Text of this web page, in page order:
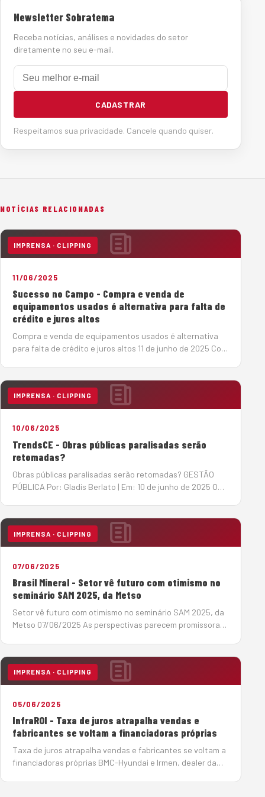
Newsletter Sobratema
Receba notícias, análises e novidades do setor
diretamente no seu e-mail.
E-mail
CADASTRAR
Respeitamos sua privacidade. Cancele quando quiser.
NOTÍCIAS RELACIONADAS
IMPRENSA · CLIPPING
11/06/2025
Sucesso no Campo - Compra e venda de
equipamentos usados é alternativa para falta de
crédito e juros altos
Compra e venda de equipamentos usados é alternativa
para falta de crédito e juros altos 11 de junho de 2025 Com
soluções de créd…
IMPRENSA · CLIPPING
10/06/2025
TrendsCE - Obras públicas paralisadas serão
retomadas?
Obras públicas paralisadas serão retomadas? GESTÃO
PÚBLICA Por: Gladis Berlato | Em: 10 de junho de 2025 O
paralisadas, algumas delas h&a…
IMPRENSA · CLIPPING
07/06/2025
Brasil Mineral - Setor vê futuro com otimismo no
seminário SAM 2025, da Metso
Setor vê futuro com otimismo no seminário SAM 2025, da
Metso 07/06/2025 As perspectivas parecem promissoras,
os investimentos devem somar R$ 1,02 tri…
IMPRENSA · CLIPPING
05/06/2025
InfraROI - Taxa de juros atrapalha vendas e
fabricantes se voltam a financiadoras próprias
Taxa de juros atrapalha vendas e fabricantes se voltam a
financiadoras próprias BMC-Hyundai e Irmen, dealer da